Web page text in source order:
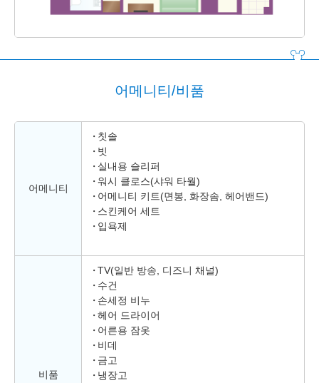
어메니티/비품
어메니티
칫솔
빗
실내용 슬리퍼
워시 클로스(샤워 타월)
어메니티 키트(면봉, 화장솜, 헤어밴드)
스킨케어 세트
입욕제
비품
TV(일반 방송, 디즈니 채널)
수건
손세정 비누
헤어 드라이어
어른용 잠옷
비데
금고
냉장고